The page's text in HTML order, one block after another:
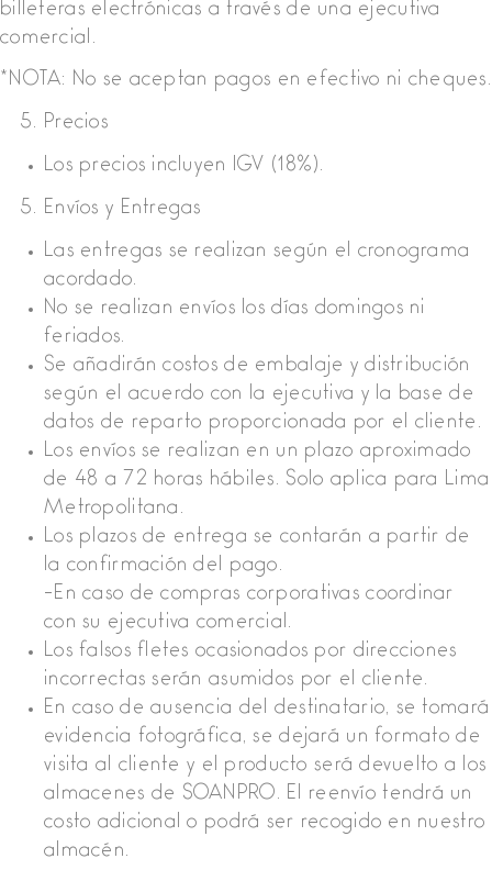
billeteras electrónicas a través de una ejecutiva
comercial.
*NOTA: No se aceptan pagos en efectivo ni cheques.
Precios
Los precios incluyen IGV (18%).
Envíos y Entregas
Las entregas se realizan según el cronograma
acordado.
No se realizan envíos los días domingos ni
feriados.
Se añadirán costos de embalaje y distribución
según el acuerdo con la ejecutiva y la base de
datos de reparto proporcionada por el cliente.
Los envíos se realizan en un plazo aproximado
de 48 a 72 horas hábiles. Solo aplica para Lima
Metropolitana.
Los plazos de entrega se contarán a partir de
la confirmación del pago.
-En caso de compras corporativas coordinar
con su ejecutiva comercial.
Los falsos fletes ocasionados por direcciones
incorrectas serán asumidos por el cliente.
En caso de ausencia del destinatario, se tomará
evidencia fotográfica, se dejará un formato de
visita al cliente y el producto será devuelto a los
almacenes de SOANPRO. El reenvío tendrá un
costo adicional o podrá ser recogido en nuestro
almacén.